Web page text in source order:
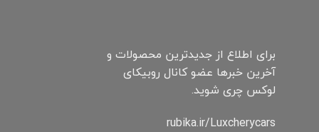
برای اطلاع از جدیدترین محصولات و
آخرین خبرها عضو کانال روبیکای
لوکس چری شوید.
rubika.ir/Luxcherycars